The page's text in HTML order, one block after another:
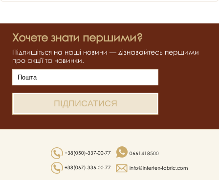
Хочете знати першими?
Підпишіться на наші новини — дізнавайтесь першими
про акції та новинки.
+38(050)-337-00-77
+38(067)-336-00-77
0661418500
info@intertex-fabric.com